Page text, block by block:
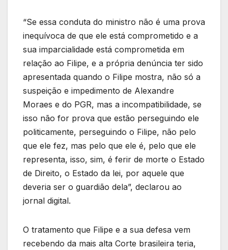
“Se essa conduta do ministro não é uma prova
inequívoca de que ele está comprometido e a
sua imparcialidade está comprometida em
relação ao Filipe, e a própria denúncia ter sido
apresentada quando o Filipe mostra, não só a
suspeição e impedimento de Alexandre
Moraes e do PGR, mas a incompatibilidade, se
isso não for prova que estão perseguindo ele
politicamente, perseguindo o Filipe, não pelo
que ele fez, mas pelo que ele é, pelo que ele
representa, isso, sim, é ferir de morte o Estado
de Direito, o Estado da lei, por aquele que
deveria ser o guardião dela”, declarou ao
jornal digital.
O tratamento que Filipe e a sua defesa vem
recebendo da mais alta Corte brasileira teria,